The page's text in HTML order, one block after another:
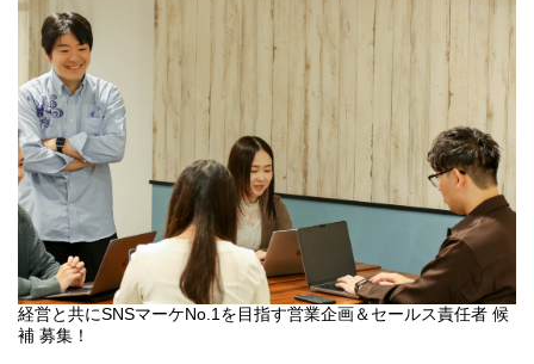
経営と共にSNSマーケNo.1を目指す営業企画＆セールス責任者 候
補 募集！